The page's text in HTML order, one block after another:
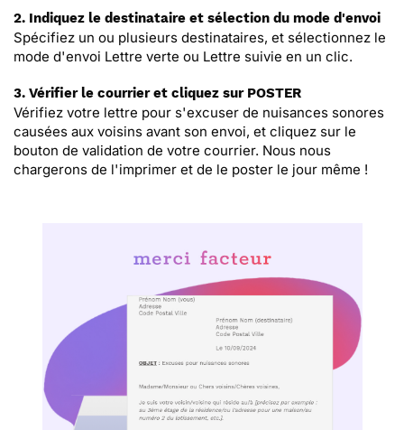
2. Indiquez le destinataire et sélection du mode d'envoi
Spécifiez un ou plusieurs destinataires, et sélectionnez le
mode d'envoi Lettre verte ou Lettre suivie en un clic.
3. Vérifier le courrier et cliquez sur POSTER
Vérifiez votre lettre pour s'excuser de nuisances sonores
causées aux voisins avant son envoi, et cliquez sur le
bouton de validation de votre courrier. Nous nous
chargerons de l'imprimer et de le poster le jour même !